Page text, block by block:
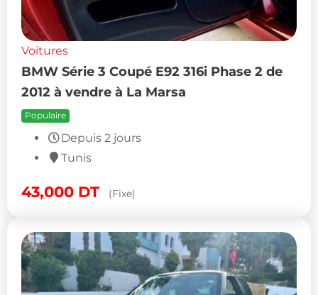
Voitures
BMW Série 3 Coupé E92 316i Phase 2 de
2012 à vendre à La Marsa
Populaire
Depuis 2 jours
Tunis
43,000 DT (Fixe)